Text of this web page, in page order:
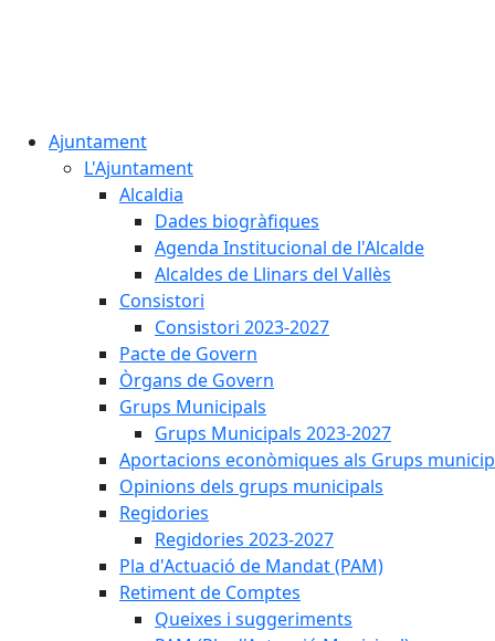
Ajuntament
L'Ajuntament
Alcaldia
Dades biogràfiques
Agenda Institucional de l'Alcalde
Alcaldes de Llinars del Vallès
Consistori
Consistori 2023-2027
Pacte de Govern
Òrgans de Govern
Grups Municipals
Grups Municipals 2023-2027
Aportacions econòmiques als Grups
Opinions dels grups municipals
Regidories
Regidories 2023-2027
Pla d'Actuació de Mandat (PAM)
Retiment de Comptes
Queixes i suggeriments